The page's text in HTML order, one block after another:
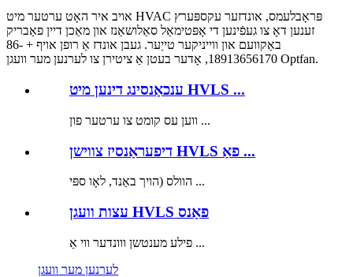
אויב איר האָט ערטער מיט HVAC פּראָבלעמס, אונדזער עקספּערץ
זענען דאָ צו געפֿינען די אָפּטימאַל סאַלושאַנז און מאַכן דיין פאַבריק
באַקוועם און ווייניקער טייַער. געבן אונדז אַ רופן אויף + 86-
18913656170, אָדער בעטן אַ ציטירן צו לערנען מער וועגן Optfan.
ענכאַנסינג דינען מיט HVLS ...
ווען עס קומט צו ערטער פון ...
דיפעראַנסיז צווישן HVLS פאַ ...
הוולס (הויך באַנד, לאָו ספּי ...
עצות וועגן HVLS פאַנס
פילע מענטשן ווונדער ווי אַ ...
לערנען מער וועגן